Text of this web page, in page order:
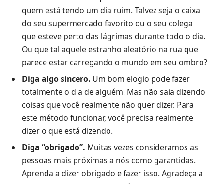
quem está tendo um dia ruim. Talvez seja o caixa
do seu supermercado favorito ou o seu colega
que esteve perto das lágrimas durante todo o dia.
Ou que tal aquele estranho aleatório na rua que
parece estar carregando o mundo em seu ombro?
Diga algo sincero. Um bom elogio pode fazer
totalmente o dia de alguém. Mas não saia dizendo
coisas que você realmente não quer dizer. Para
este método funcionar, você precisa realmente
dizer o que está dizendo.
Diga “obrigado”. Muitas vezes consideramos as
pessoas mais próximas a nós como garantidas.
Aprenda a dizer obrigado e fazer isso. Agradeça a